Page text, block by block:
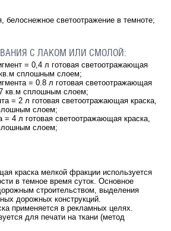
белоснежное светоотражение в темноте;
С ЛАКОМ ИЛИ СМОЛОЙ:
= 0,4 л готовая светоотражающая
сплошным слоем;
= 0.8 л готовая светоотражающая
кв.м сплошным слоем;
= 2 л готовая светоотражающая краска,
слоем;
= 4 л готовая светоотражающая краска,
слоем;
краска мелкой фракции используется
в темное время суток. Основное
строительством, выделения
дорожных конструкций.
применяется в рекламных целях.
для печати на ткани (метод